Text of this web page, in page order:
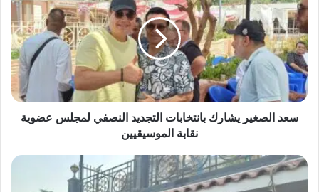
يشارك
بانتخابات
التجديد
النصفي
لمجلس
عضوية
نقابة
الموسيقيين
سعد الصغير يشارك بانتخابات التجديد النصفي لمجلس عضوية
نقابة الموسيقيين
قائمة
الفائزين